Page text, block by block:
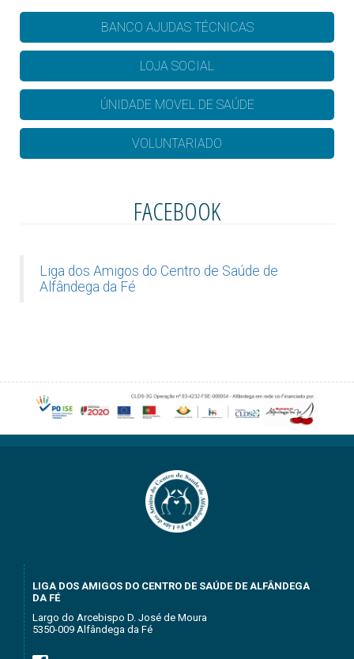
BANCO AJUDAS TÉCNICAS
LOJA SOCIAL
ÚNIDADE MOVEL DE SAÚDE
VOLUNTARIADO
FACEBOOK
Liga dos Amigos do Centro de Saúde de
Alfândega da Fé
LIGA DOS AMIGOS DO CENTRO DE SAÚDE DE ALFÂNDEGA
DA FÉ
Largo do Arcebispo D. José de Moura
5350-009 Alfândega da Fé